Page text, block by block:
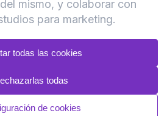
Legal
de trabajo
los derechos reservados